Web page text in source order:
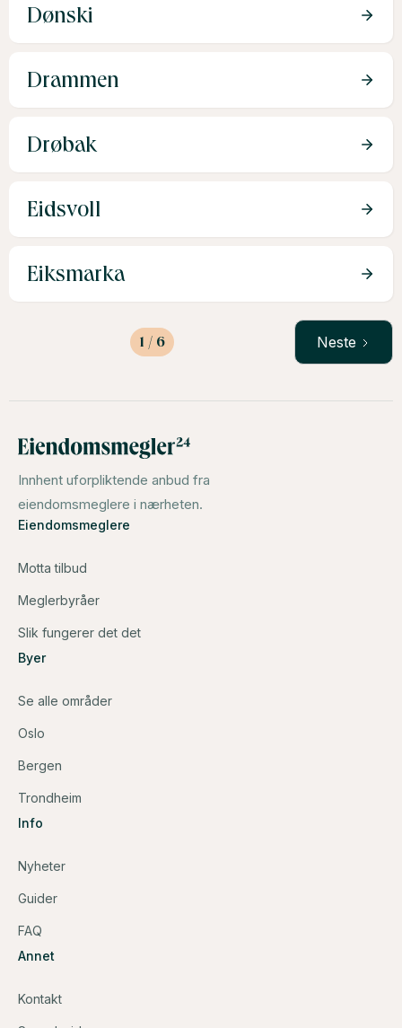
Dønski
Drammen
Drøbak
Eidsvoll
Eiksmarka
1 / 6 Neste
Innhent uforpliktende anbud fra
eiendomsmeglere i nærheten.
Eiendomsmeglere
Motta tilbud
Meglerbyråer
Slik fungerer det det
Byer
Se alle områder
Oslo
Bergen
Trondheim
Info
Nyheter
Guider
FAQ
Annet
Kontakt